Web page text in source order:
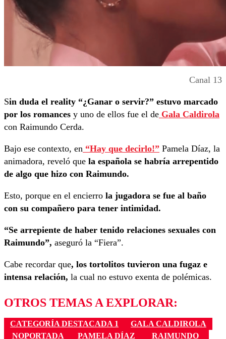
Canal 13
Sin duda el reality “¿Ganar o servir?” estuvo marcado
por los romances y uno de ellos fue el de Gala Caldirola
con Raimundo Cerda.
Bajo ese contexto, en “Hay que decirlo!” Pamela Díaz, la
animadora, reveló que la española se habría arrepentido
de algo que hizo con Raimundo.
Esto, porque en el encierro la jugadora se fue al baño
con su compañero para tener intimidad.
“Se arrepiente de haber tenido relaciones sexuales con
Raimundo”, aseguró la “Fiera”.
Cabe recordar que, los tortolitos tuvieron una fugaz e
intensa relación, la cual no estuvo exenta de polémicas.
OTROS TEMAS A EXPLORAR:
CATEGORÍA DESTACADA 1
GALA CALDIROLA
NOPORTADA
PAMELA DÍAZ RAIMUNDO